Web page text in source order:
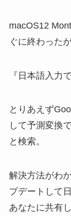
macOS12
ぐに終わった
『日本語入力
とりあえず
して予測変換
と検索。
解決方法がわ
プデートして
あなたに共有し